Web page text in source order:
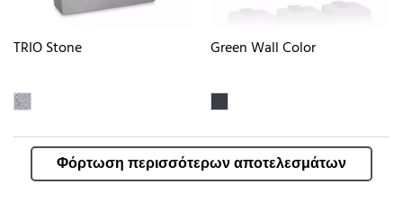
TRIO Stone Green Wall Color
Φόρτωση περισσότερων αποτελεσμάτων